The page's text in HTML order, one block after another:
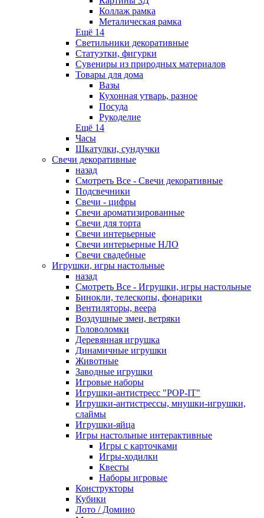
Коллаж рамка
Металическая рамка
Ещё 14
Светильники декоративные
Статуэтки, фигурки
Сувениры из природных материалов
Товары для дома
Вазы
Кухонная утварь, разное
Посуда
Рукоделие
Ещё 14
Часы
Шкатулки, сундучки
Свечи декоративные
назад
Смотреть Все - Свечи декоративные
Подсвечники
Свечи - цифры
Свечи ароматизированные
Свечи для торта
Свечи интерьерные
Свечи интерьерные НЛО
Свечи свадебные
Игрушки, игры настольные
назад
Смотреть Все - Игрушки, игры настольные
Бинокли, телескопы, фонарики
Вентиляторы, веера
Воздушные змеи, ветряки
Головоломки
Деревянная игрушка
Динамичные игрушки
Животные
Заводные игрушки
Игровые наборы
Игрушки-антистресс "POP-IT"
Игрушки-антистрессы, мнушки-игрушки,
слаймы
Игрушки-яйца
Игры настольные интерактивные
Игры с карточками
Игры-ходилки
Квесты
Наборы игровые
Конструкторы
Кубики
Лото / Домино